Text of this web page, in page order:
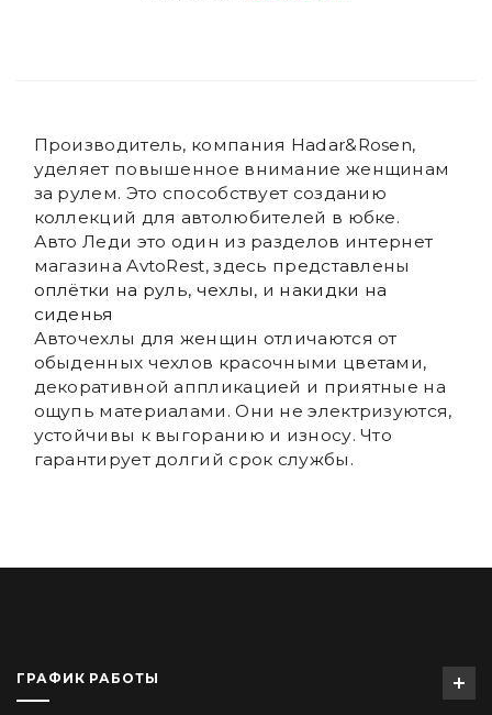
Производитель, компания Hadar&Rosen,
уделяет повышенное внимание женщинам
за рулем. Это способствует созданию
коллекций для автолюбителей в юбке.
Авто Леди это один из разделов интернет
магазина AvtoRest, здесь представлены
оплётки на руль, чехлы, и накидки на
сиденья
Авточехлы для женщин отличаются от
обыденных чехлов красочными цветами,
декоративной аппликацией и приятные на
ощупь материалами. Они не электризуются,
устойчивы к выгоранию и износу. Что
гарантирует долгий срок службы.
ГРАФИК РАБОТЫ